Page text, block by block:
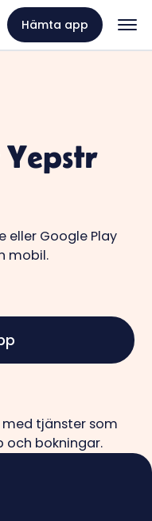
Hämta app
eller Google Play
mobil.